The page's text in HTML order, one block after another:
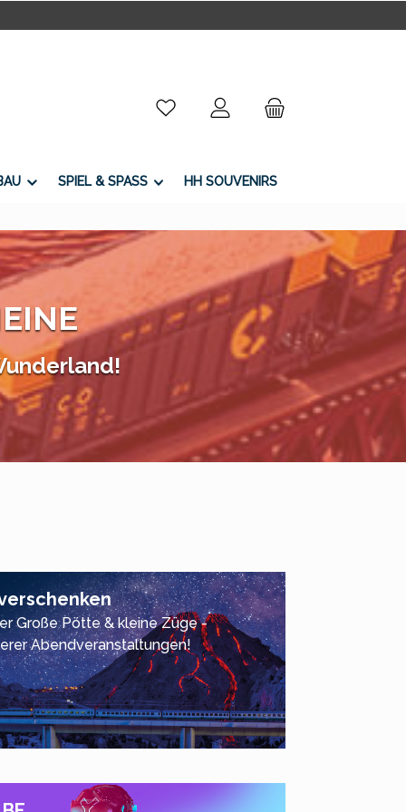
Du hast 0 Produkte auf dem Merkzettel
SPIEL & SPASS HH SOUVENIRS
Große Pötte & kleine Züge -
Abendveranstaltungen!